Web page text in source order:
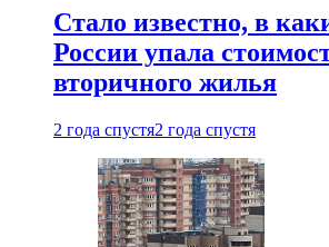
Стало известно, в
России упала
вторичного жилья
2 года спустя2 года спустя